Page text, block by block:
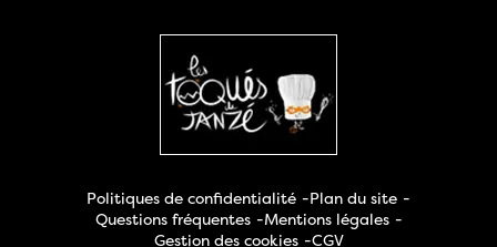
Politiques de confidentialité
Plan du site
Questions fréquentes
Mentions légales
Gestion des cookies
CGV